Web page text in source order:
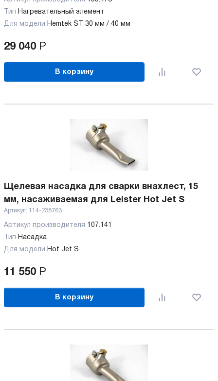
Тип Нагревательный элемент
Для модели Hemtek ST 30 мм / 40 мм
29 040 Р
В корзину
Щелевая насадка для сварки внахлест, 15
мм, насаживаемая для Leister Hot Jet S
Артикул: 114-238763
Артикул производителя 107.141
Тип Насадка
Для модели Hot Jet S
11 550 Р
В корзину